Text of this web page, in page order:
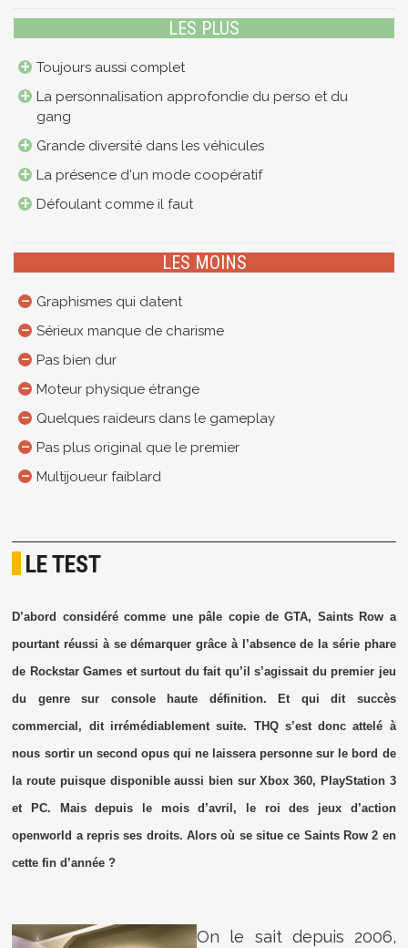
LES PLUS
Toujours aussi complet
La personnalisation approfondie du perso et du
gang
Grande diversité dans les véhicules
La présence d'un mode coopératif
Défoulant comme il faut
LES MOINS
Graphismes qui datent
Sérieux manque de charisme
Pas bien dur
Moteur physique étrange
Quelques raideurs dans le gameplay
Pas plus original que le premier
Multijoueur faiblard
LE TEST
D’abord considéré comme une pâle copie de GTA, Saints Row a
pourtant réussi à se démarquer grâce à l’absence de la série phare
de Rockstar Games et surtout du fait qu’il s’agissait du premier jeu
du genre sur console haute définition. Et qui dit succès
commercial, dit irrémédiablement suite. THQ s’est donc attelé à
nous sortir un second opus qui ne laissera personne sur le bord de
la route puisque disponible aussi bien sur Xbox 360, PlayStation 3
et PC. Mais depuis le mois d’avril, le roi des jeux d’action
openworld a repris ses droits. Alors où se situe ce Saints Row 2 en
cette fin d’année ?
On le sait depuis 2006,